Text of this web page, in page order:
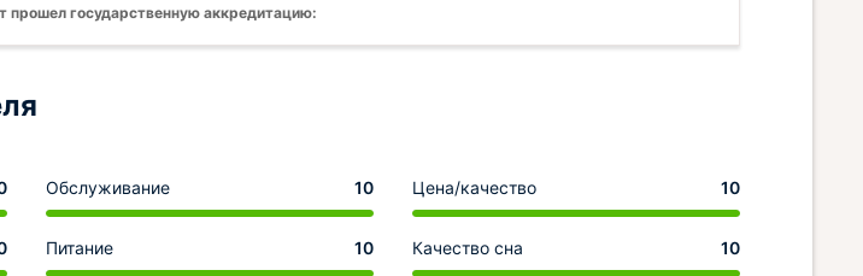
прошел государственную аккредитацию:
Обслуживание 10 Цена/качество 10
Питание 10 Качество сна 10